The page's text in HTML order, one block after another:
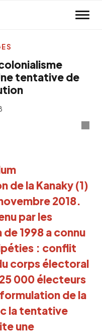
tentative de
de la Kanaky (1)
2018.
par les
1998 a connu
: conflit
corps électoral
000 électeurs
de la
la tentative
une